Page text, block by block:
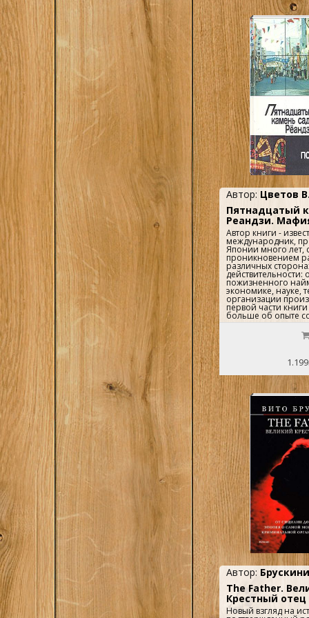
Торвальд Ю.
Тюрюканова Е.
В., Ерохина Л.Д.
Ушатиков, Ковал
ев
Ферри Э.
Хлысталов Э.
Цветов В.Я.
Чалидзе В.
Чурилов С.Н.
Шейнов В.П.
Шум Ю
Яблоков \ред.пр
оф.
1
много времени
(последняя —
московском метро,
«Свиблово»).
«Комсомольской
официальная и
опубликованная
— ложь. В
сторожем в метро.
Мавроди, как и его
сих пор вызывают
неоднозначные
кругах общества.
признан
одинаково часто
финансовым
авантюристом...
Автор: Цветов
Пятнадцатый
Реандзи.
Автор книги -
международник,
Японии много лет,
проникновением
различных
действительности:
пожизненного
экономике, науке,
организации
первой части
больше об опыте
менеджмента, то
речь идет о
неотъемлема от
с большим
Автор:
The Father.
Крестный отец
Новый взгляд на